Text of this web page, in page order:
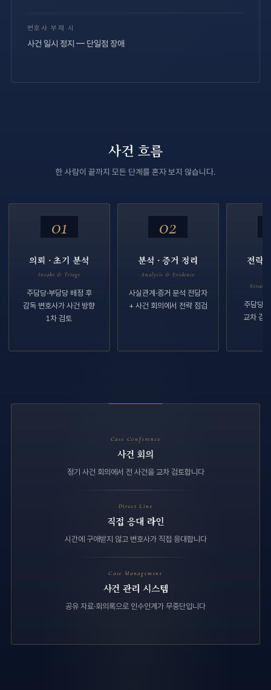
변호사 부재 시
사건 일시 정지 — 단일점 장애
사건 흐름
한 사람이 끝까지 모든 단계를 혼자 보지 않습니다.
01
의뢰 · 초기 분석
Intake & Triage
주담당·부담당 배정 후
감독 변호사가 사건 방향
1차 검토
02
분석 · 증거 정리
Analysis & Evidence
사실관계·증거 분석 전담자
+ 사건 회의에서 전략 점검
전략
주담당
교차 검
Case Conference
사건 회의
정기 사건 회의에서 전 사건을 교차 검토합니다
Direct Line
직접 응대 라인
시간에 구애받지 않고 변호사가 직접 응대합니다
Case Management
사건 관리 시스템
공유 자료·회의록으로 인수인계가 무중단입니다